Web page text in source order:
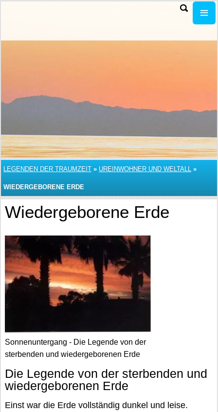
LEGENDEN DER TRAUMZEIT » UREINWOHNER UND WELTALL »
WIEDERGEBORENE ERDE
Wiedergeborene Erde
Sonnenuntergang - Die Legende von der
sterbenden und wiedergeborenen Erde
Die Legende von der sterbenden und
wiedergeborenen Erde
Einst war die Erde vollständig dunkel und leise.